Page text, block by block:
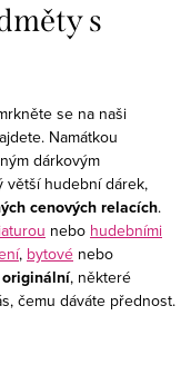
s
se na naši
Namátkou
dárkovým
větší hudební dárek,
cenových relacích.
nebo hudebními
, bytové nebo
originální, některé
čemu dáváte přednost.